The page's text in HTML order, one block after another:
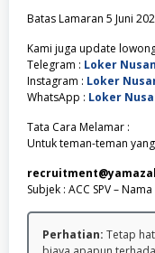
Batas Lamaran 5 Juni
Kami juga update
Telegram : Loker
Instagram : Loker
WhatsApp : Loker
Tata Cara Melamar :
Untuk teman-teman
Subjek : ACC SPV –
Perhatian: Tetap